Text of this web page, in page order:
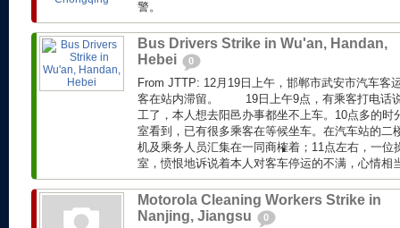
警。
Bus Drivers Strike in Wu'an, Handan,
Hebei
0
From JTTP: 12月19日上午，邯郸市武安市汽车客
客在站内滞留。 19日上午9点，有乘客打电话
工了，本人想去阳邑办事都坐不上车。10点多的时
室看到，已有很多乘客在等候坐车。在汽车站的二
机及乘务人员汇集在一同商榷着；11点左右，一位
室，愤恨地诉说着本人对客车停运的不满，心情相
Motorola Cleaning Workers Strike in
Nanjing, Jiangsu
0